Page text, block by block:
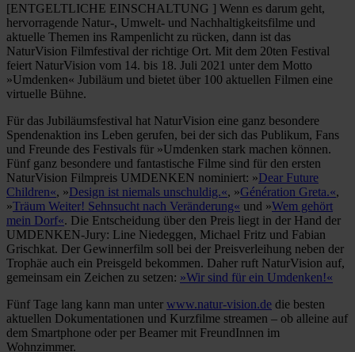
[ENTGELTLICHE EINSCHALTUNG ] Wenn es darum geht,
hervorragende Natur-, Umwelt- und Nachhaltigkeitsfilme und
aktuelle Themen ins Rampenlicht zu rücken, dann ist das
NaturVision Filmfestival der richtige Ort. Mit dem 20ten Festival
feiert NaturVision vom 14. bis 18. Juli 2021 unter dem Motto
»Umdenken« Jubiläum und bietet über 100 aktuellen Filmen eine
virtuelle Bühne.
Für das Jubiläumsfestival hat NaturVision eine ganz besondere
Spendenaktion ins Leben gerufen, bei der sich das Publikum, Fans
und Freunde des Festivals für »Umdenken stark machen können.
Fünf ganz besondere und fantastische Filme sind für den ersten
NaturVision Filmpreis UMDENKEN nominiert: »Dear Future
Children«, »Design ist niemals unschuldig.«, »Génération Greta.«,
»Träum Weiter! Sehnsucht nach Veränderung« und »Wem gehört
mein Dorf«. Die Entscheidung über den Preis liegt in der Hand der
UMDENKEN-Jury: Line Niedeggen, Michael Fritz und Fabian
Grischkat. Der Gewinnerfilm soll bei der Preisverleihung neben der
Trophäe auch ein Preisgeld bekommen. Daher ruft NaturVision auf,
gemeinsam ein Zeichen zu setzen: »Wir sind für ein Umdenken!«
Fünf Tage lang kann man unter www.natur-vision.de die besten
aktuellen Dokumentationen und Kurzfilme streamen – ob alleine auf
dem Smartphone oder per Beamer mit FreundInnen im
Wohnzimmer.